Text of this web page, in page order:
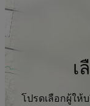
เ
โปรดเลือกผู้ให้